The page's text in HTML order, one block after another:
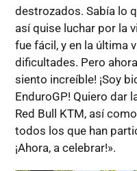
destrozados. Sabía lo
así quise luchar por la
fue fácil, y en la última
dificultades. Pero
siento increíble! ¡Soy
EnduroGP! Quiero dar
Red Bull KTM, así
todos los que han
¡Ahora, a celebrar!».